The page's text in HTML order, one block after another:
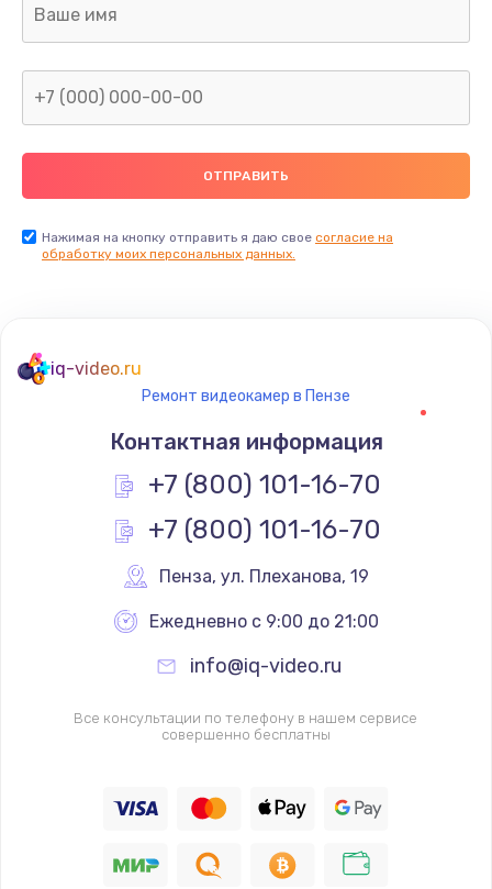
Нажимая на кнопку отправить я даю свое согласие на
обработку моих персональных данных.
iq-video.ru
Ремонт видеокамер в Пензе
Контактная информация
+7 (800) 101-16-70
+7 (800) 101-16-70
Пенза, ул. Плеханова, 19
Ежедневно с 9:00 до 21:00
info@iq-video.ru
Все консультации по телефону в нашем сервисе
совершенно бесплатны